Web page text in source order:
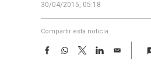
30/04/2015, 05:18
Compartir esta noticia
F
W
T
w
L
E